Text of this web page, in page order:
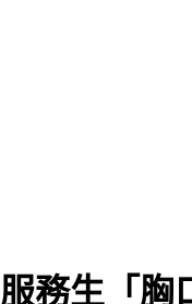
慘況」
務生「